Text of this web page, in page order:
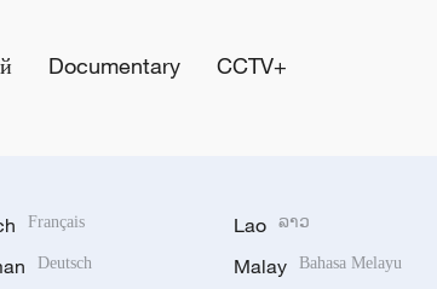
Documentary CCTV+
Français
Deutsch
Lao ລາວ
Malay Bahasa Melayu